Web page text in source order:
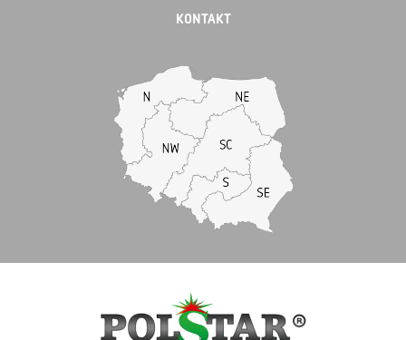
KONTAKT